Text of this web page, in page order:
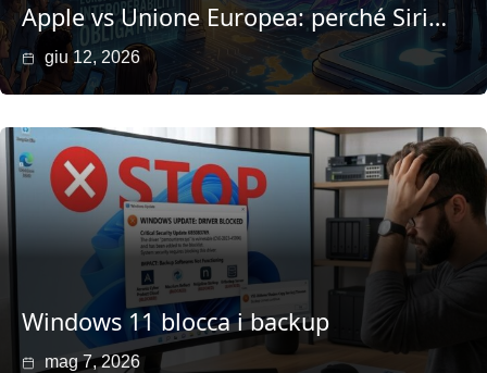
Apple vs Unione Europea: perché Siri…
giu 12, 2026
Windows 11 blocca i backup
mag 7, 2026